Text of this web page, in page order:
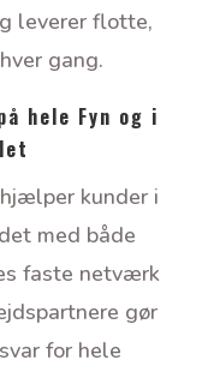
leverer flotte,
gang.
hele Fyn og i
kunder i
med både
faste netværk
gør
for hele